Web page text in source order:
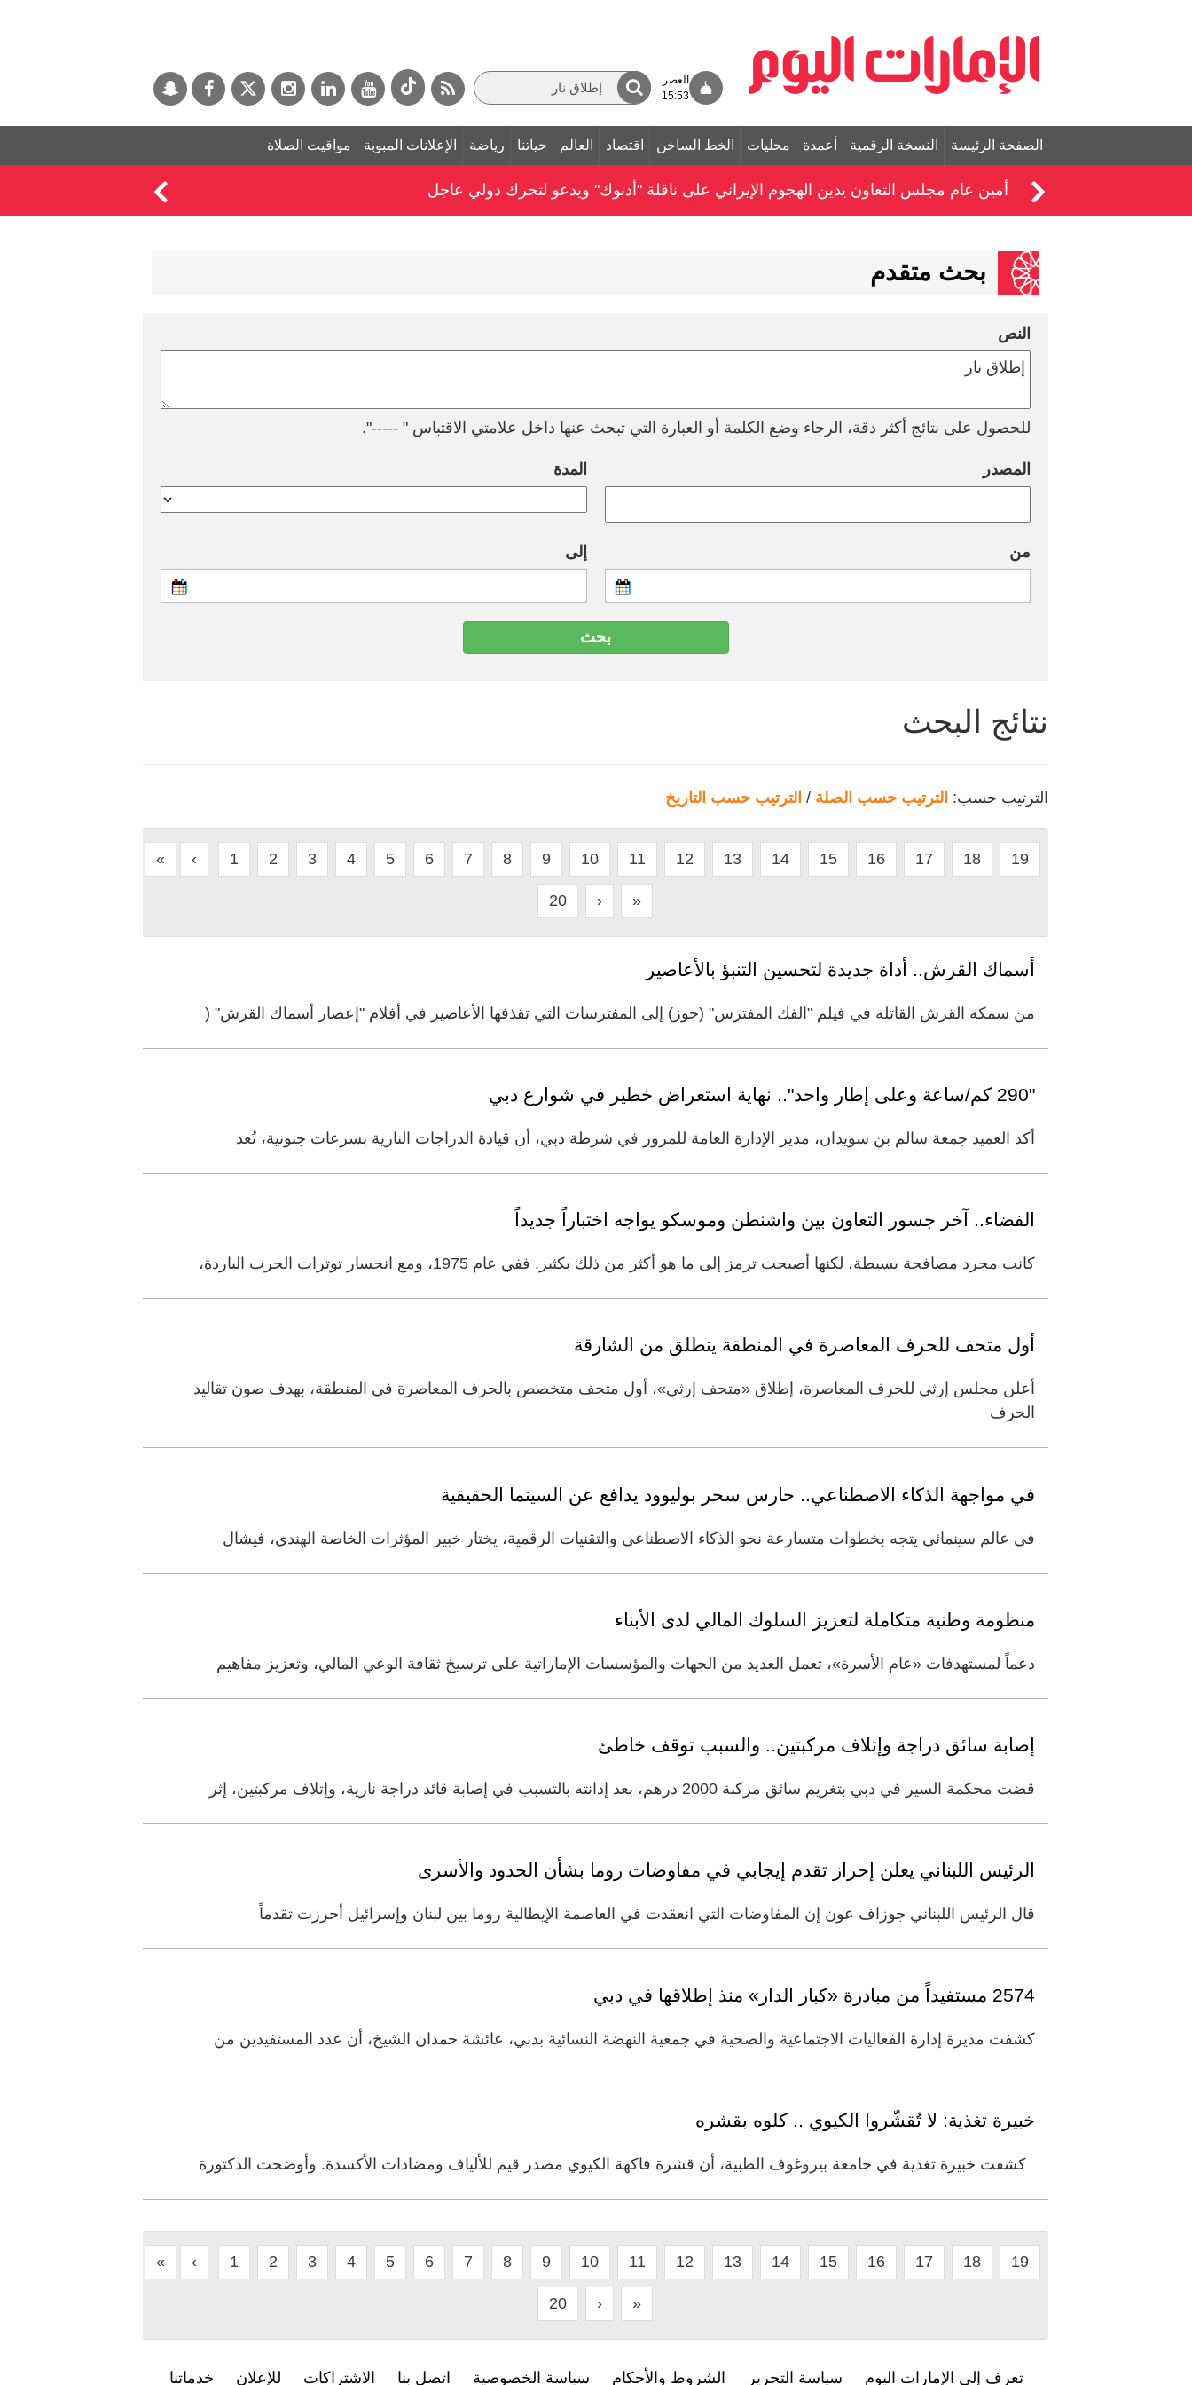
العصر
15:53
الصفحة الرئيسة النسخة الرقمية أعمدة محليات الخط الساخن اقتصاد العالم حياتنا رياضة الإعلانات المبوبة مواقيت الصلاة
أمين عام مجلس التعاون يدين الهجوم الإيراني على ناقلة "أدنوك" ويدعو لتحرك دولي عاجل
بحث متقدم
النص
للحصول على نتائج أكثر دقة، الرجاء وضع الكلمة أو العبارة التي تبحث عنها داخل علامتي الاقتباس " -----".
المصدر المدة
من إلى
نتائج البحث
الترتيب حسب: الترتيب حسب الصلة / الترتيب حسب التاريخ
« ‹ 1 2 3 4 5 6 7 8 9 10 11 12 13 14 15 16 17 18 19
20 › »
أسماك القرش.. أداة جديدة لتحسين التنبؤ بالأعاصير
من سمكة القرش القاتلة في فيلم "الفك المفترس" (جوز) إلى المفترسات التي تقذفها الأعاصير في أفلام "إعصار أسماك ​القرش" (
"290 كم/ساعة وعلى إطار واحد".. نهاية استعراض خطير في شوارع دبي
أكد العميد جمعة سالم بن سويدان، مدير الإدارة العامة للمرور في شرطة دبي، أن قيادة الدراجات النارية بسرعات جنونية، تُعد
الفضاء.. آخر جسور التعاون بين واشنطن وموسكو يواجه اختباراً جديداً
كانت مجرد مصافحة بسيطة، لكنها أصبحت ترمز إلى ما هو أكثر من ذلك بكثير. ففي عام 1975، ومع انحسار توترات الحرب الباردة،
أول متحف للحرف المعاصرة في المنطقة ينطلق من الشارقة
أعلن مجلس إرثي للحرف المعاصرة، إطلاق «متحف إرثي»، أول متحف متخصص بالحرف المعاصرة في المنطقة، بهدف صون تقاليد
الحرف
في مواجهة الذكاء الاصطناعي.. حارس سحر بوليوود يدافع عن السينما الحقيقية
في عالم سينمائي يتجه بخطوات متسارعة نحو الذكاء الاصطناعي والتقنيات الرقمية، يختار خبير المؤثرات الخاصة الهندي، فيشال
منظومة وطنية متكاملة لتعزيز السلوك المالي لدى الأبناء
دعماً لمستهدفات «عام الأسرة»، تعمل العديد من الجهات والمؤسسات الإماراتية على ترسيخ ثقافة الوعي المالي، وتعزيز مفاهيم
إصابة سائق دراجة وإتلاف مركبتين.. والسبب توقف خاطئ
قضت محكمة السير في دبي بتغريم سائق مركبة 2000 درهم، بعد إدانته بالتسبب في إصابة قائد دراجة نارية، وإتلاف مركبتين، إثر
الرئيس اللبناني يعلن إحراز تقدم إيجابي في مفاوضات روما بشأن الحدود والأسرى
قال الرئيس اللبناني جوزاف عون إن المفاوضات التي انعقدت في العاصمة الإيطالية روما بين لبنان وإسرائيل أحرزت تقدماً
2574 مستفيداً من مبادرة «كبار الدار» منذ إطلاقها في دبي
كشفت مديرة إدارة الفعاليات الاجتماعية والصحية في جمعية النهضة النسائية بدبي، عائشة حمدان الشيخ، أن عدد المستفيدين من
خبيرة تغذية: لا تُقشّروا الكيوي .. كلوه بقشره
كشفت خبيرة تغذية في جامعة بيروغوف الطبية، أن قشرة فاكهة الكيوي مصدر قيم للألياف ومضادات الأكسدة. وأوضحت الدكتورة
« ‹ 1 2 3 4 5 6 7 8 9 10 11 12 13 14 15 16 17 18 19
20 › »
تعرف إلى الإمارات اليوم سياسة التحرير الشروط والأحكام سياسة الخصوصية اتصل بنا الاشتراكات للإعلان خدماتنا